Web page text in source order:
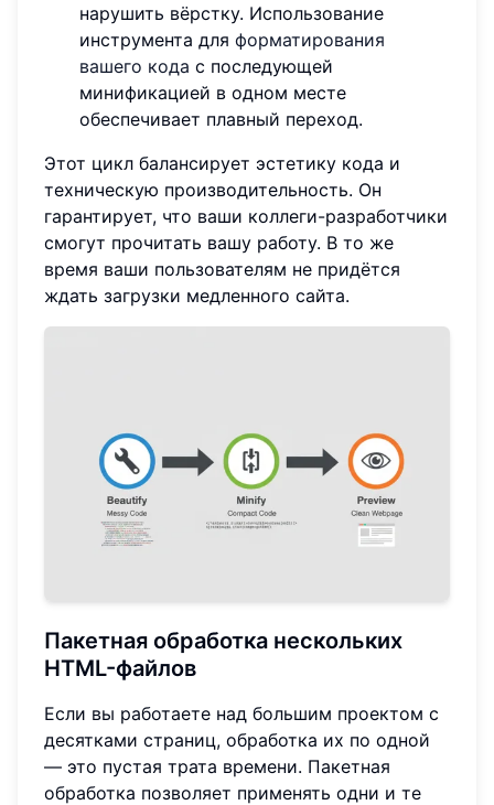
нарушить вёрстку. Использование
инструмента для форматирования
вашего кода с последующей
минификацией в одном месте
обеспечивает плавный переход.
Этот цикл балансирует эстетику кода и
техническую производительность. Он
гарантирует, что ваши коллеги-разработчики
смогут прочитать вашу работу. В то же
время ваши пользователям не придётся
ждать загрузки медленного сайта.
Пакетная обработка нескольких
HTML-файлов
Если вы работаете над большим проектом с
десятками страниц, обработка их по одной
— это пустая трата времени. Пакетная
обработка позволяет применять одни и те